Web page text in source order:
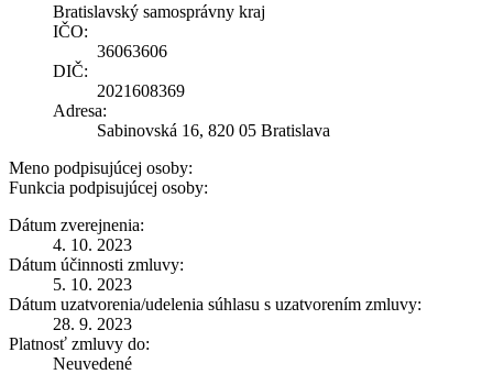
Bratislavský samosprávny kraj
IČO:
36063606
DIČ:
2021608369
Adresa:
Sabinovská 16, 820 05 Bratislava
Meno podpisujúcej osoby:
Funkcia podpisujúcej osoby:
Dátum zverejnenia:
4. 10. 2023
Dátum účinnosti zmluvy:
5. 10. 2023
Dátum uzatvorenia/udelenia súhlasu s uzatvorením zmluvy:
28. 9. 2023
Platnosť zmluvy do:
Neuvedené